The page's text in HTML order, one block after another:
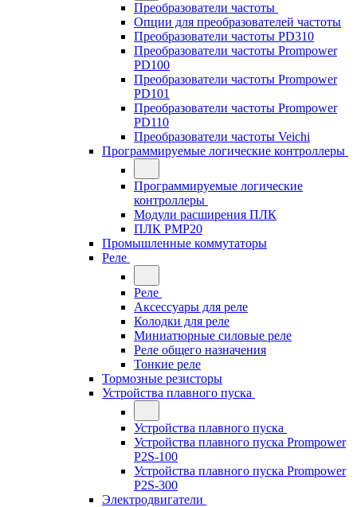
Преобразователи частоты
Опции для преобразователей частоты
Преобразователи частоты PD310
Преобразователи частоты Prompower
PD100
Преобразователи частоты Prompower
PD101
Преобразователи частоты Prompower
PD110
Преобразователи частоты Veichi
Программируемые логические контроллеры
Программируемые логические
контроллеры
Модули расширения ПЛК
ПЛК PMP20
Промышленные коммутаторы
Реле
Реле
Аксессуары для реле
Колодки для реле
Миниатюрные силовые реле
Реле общего назначения
Тонкие реле
Тормозные резисторы
Устройства плавного пуска
Устройства плавного пуска
Устройства плавного пуска Prompower
P2S-100
Устройства плавного пуска Prompower
P2S-300
Электродвигатели